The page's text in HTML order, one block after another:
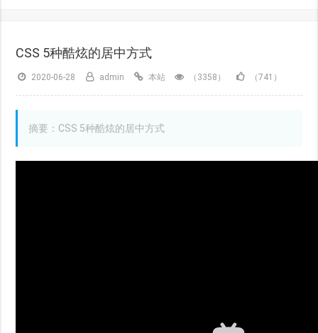
CSS 5种酷炫的居中方式
2020-06-28 admin 本站 （3358） （741）
摘要：CSS 5种酷炫的居中方式